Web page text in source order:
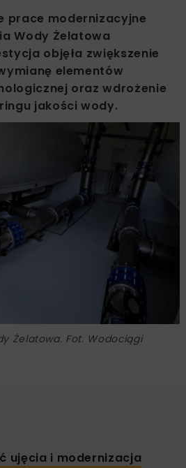
prace modernizacyjne
Wody Żelatowa
objęła zwiększenie
elementów
oraz wdrożenie
jakości wody.
Żelatowa. Fot. Wodociągi
ujęcia i modernizacja